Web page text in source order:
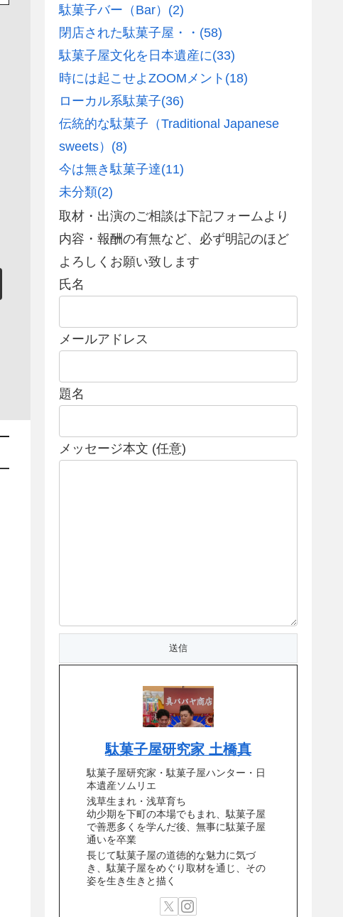
駄菓子バー（Bar） (2)
閉店された駄菓子屋・・ (58)
駄菓子屋文化を日本遺産に(33)
時には起こせよZOOMメント (18)
ローカル系駄菓子(36)
伝統的な駄菓子（Traditional Japanese
sweets） (8)
今は無き駄菓子達(11)
未分類(2)
取材・出演のご相談は下記フォームより
内容・報酬の有無など、必ず明記のほど
よろしくお願い致します
氏名
メールアドレス
題名
メッセージ本文 (任意)
駄菓子屋研究家 土橋真
駄菓子屋研究家・駄菓子屋ハンター・日
本遺産ソムリエ
浅草生まれ・浅草育ち
幼少期を下町の本場でもまれ、駄菓子屋
で善悪多くを学んだ後、無事に駄菓子屋
通いを卒業
長じて駄菓子屋の道徳的な魅力に気づ
き、駄菓子屋をめぐり取材を通じ、その
姿を生き生きと描く